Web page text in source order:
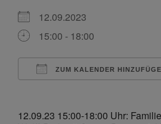
12.09.2023
15:00 - 18:00
ZUM KALENDER
12.09.23 15:00-18:00 Uhr: